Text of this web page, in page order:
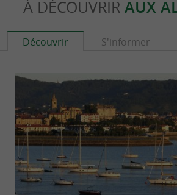
À DÉCOUVRIR AUX
Découvrir S'informer